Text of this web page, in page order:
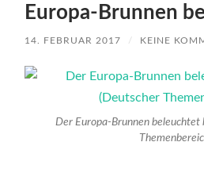
Europa-Brunnen
14. FEBRUAR 2017 / KEINE
Der Europa-Brunnen beleuchtet